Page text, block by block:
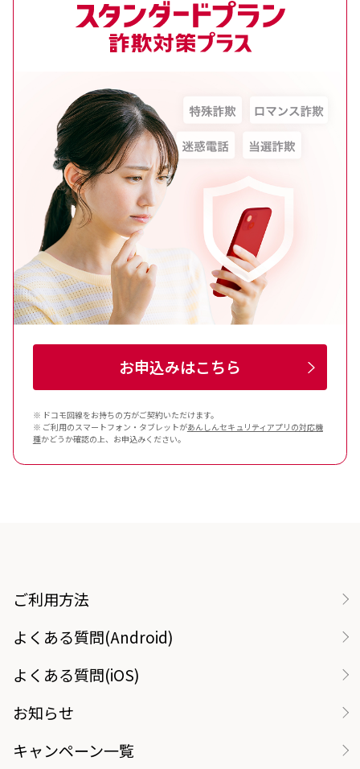
お申込みはこちら
※ ドコモ回線をお持ちの方がご契約いただけます。
※ ご利用のスマートフォン・タブレットがあんしんセキュリティ アプリの対応機
種かどうか確認の上、お申込みください。
ご利用方法
よくある質問(Android)
よくある質問(iOS)
お知らせ
キャンペーン一覧